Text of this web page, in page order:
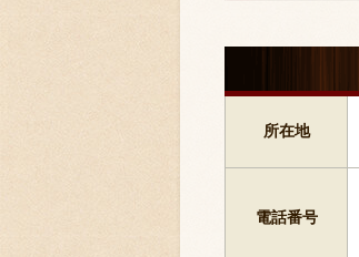
所在地
電話番号